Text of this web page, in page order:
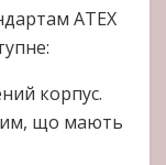
ATEX
корпус.
що мають